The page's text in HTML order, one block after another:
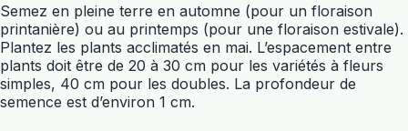
Semez en pleine terre en automne (pour un floraison
printanière) ou au printemps (pour une floraison estivale).
Plantez les plants acclimatés en mai. L’espacement entre
plants doit être de 20 à 30 cm pour les variétés à fleurs
simples, 40 cm pour les doubles. La profondeur de
semence est d’environ 1 cm.